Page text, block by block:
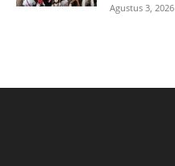
Agustus 3, 2026